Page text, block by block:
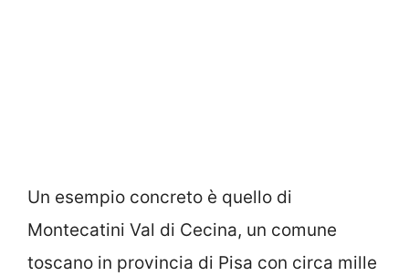
Un esempio concreto è quello di
Montecatini Val di Cecina, un comune
toscano in provincia di Pisa con circa mille